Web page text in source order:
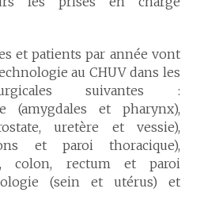
et patients par année vont
au CHUV dans les
suivantes :
(amygdales et pharynx),
uretère et vessie),
et paroi thoracique),
colon, rectum et paroi
(sein et utérus) et